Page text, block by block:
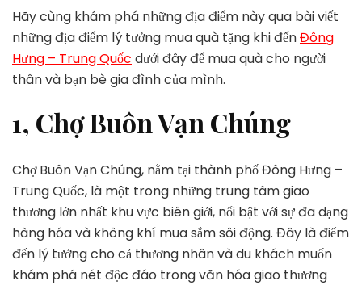
Hãy cùng khám phá những địa điểm này qua bài viết
những địa điểm lý tưởng mua quà tặng khi đếnĐông
Hưng – Trung Quốc dưới đây để mua quà cho người
thân và bạn bè gia đình của mình.
1, Chợ Buôn Vạn Chúng
Chợ Buôn Vạn Chúng, nằm tại thành phố Đông Hưng –
Trung Quốc, là một trong những trung tâm giao
thương lớn nhất khu vực biên giới, nổi bật với sự đa dạng
hàng hóa và không khí mua sắm sôi động. Đây là điểm
đến lý tưởng cho cả thương nhân và du khách muốn
khám phá nét độc đáo trong văn hóa giao thương